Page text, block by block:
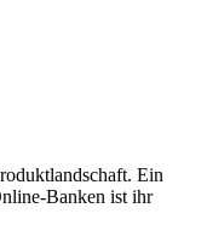
Ein
Banken ist ihr